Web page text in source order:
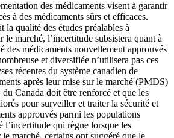
des médicaments visent à garantir
à des médicaments sûrs et efficaces.
la qualité des études préalables à
le marché, l’incertitude subsistera quant à
des médicaments nouvellement approuvés
et diversifiée n’utilisera pas ces
récentes du système canadien de
après leur mise sur le marché (PMDS)
Canada doit être renforcé et que les
pour surveiller et traiter la sécurité et
approuvés parmi les populations
l’incertitude qui règne lorsque les